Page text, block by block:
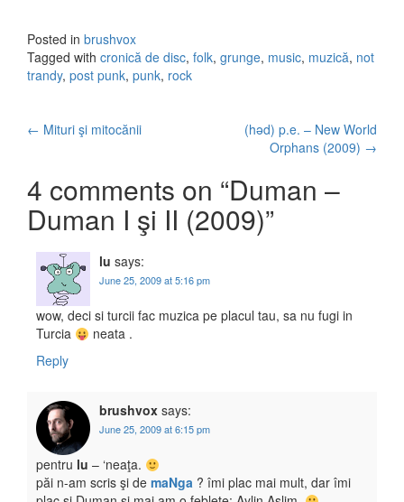
Posted in brushvox
Tagged with cronică de disc, folk, grunge, music, muzică, not
trandy, post punk, punk, rock
← Mituri şi mitocănii
(həd) p.e. – New World
Orphans (2009) →
4 comments on “Duman –
Duman I şi II (2009)”
lu says:
June 25, 2009 at 5:16 pm
wow, deci si turcii fac muzica pe placul tau, sa nu fugi in
Turcia
neata .
Reply
brushvox says:
June 25, 2009 at 6:15 pm
pentru lu – ‘neaţa.
păi n-am scris şi de maNga ? îmi plac mai mult, dar îmi